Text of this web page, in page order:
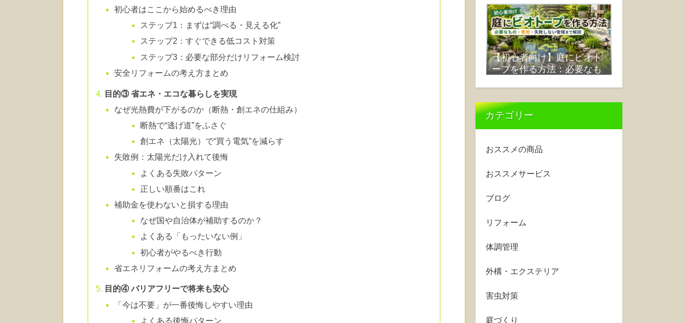
初心者はここから始めるべき理由
ステップ1：まずは“調べる・見える化”
ステップ2：すぐできる低コスト対策
ステップ3：必要な部分だけリフォーム検討
安全リフォームの考え方まとめ
目的③ 省エネ・エコな暮らしを実現
なぜ光熱費が下がるのか（断熱・創エネの仕組み）
断熱で“逃げ道”をふさぐ
創エネ（太陽光）で“買う電気”を減らす
失敗例：太陽光だけ入れて後悔
よくある失敗パターン
正しい順番はこれ
補助金を使わないと損する理由
なぜ国や自治体が補助するのか？
よくある「もったいない例」
初心者がやるべき行動
省エネリフォームの考え方まとめ
目的④ バリアフリーで将来も安心
「今は不要」が一番後悔しやすい理由
よくある後悔パターン
ない原因まで徹底解説
【初心者向け】庭にビオト
ープを作る方法：必要なも
カテゴリー
おススメの商品
おススメサービス
ブログ
リフォーム
体調管理
外構・エクステリア
害虫対策
庭づくり